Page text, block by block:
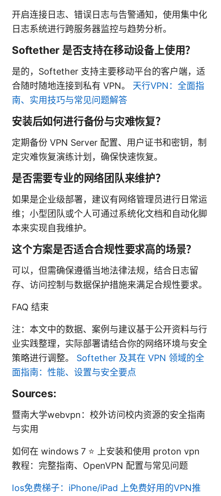
开启连接日志、错误日志与告警通知，使用集中化
日志系统进行跨服务器监控与趋势分析。
Softether 是否支持在移动设备上使用？
是的，Softether 支持主要移动平台的客户端，适
合随时随地连接到私有 VPN。 天行VPN：全面指
南、实用技巧与常见问题解答
安装后如何进行备份与灾难恢复？
定期备份 VPN Server 配置、用户证书和密钥，制
定灾难恢复演练计划，确保快速恢复。
是否需要专业的网络团队来维护？
如果是企业级部署，建议有网络管理员进行日常运
维；小型团队或个人可通过系统化文档和自动化脚
本来实现自我维护。
这个方案是否适合合规性要求高的场景？
可以，但需确保遵循当地法律法规，结合日志留
存、访问控制与数据保护措施来满足合规性要求。
FAQ 结束
注：本文中的数据、案例与建议基于公开资料与行
业实践整理，实际部署请结合你的网络环境与安全
策略进行调整。 Softether 及其在 VPN 领域的全
面指南：性能、设置与安全要点
Sources:
暨南大学webvpn：校外访问校内资源的安全指南
与实用
如何在 windows 7 ⭐ 上安装和使用 proton vpn
教程：完整指南、OpenVPN 配置与常见问题
Ios免费梯子：iPhone/iPad 上免费好用的VPN推